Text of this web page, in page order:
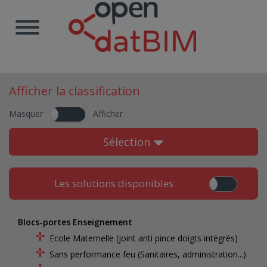
Afficher la classification
Masquer Afficher
Sélection
Les solutions disponibles
Blocs-portes Enseignement
Ecole Maternelle (joint anti pince doigts intégrés)
Sans performance feu (Sanitaires, administration...)